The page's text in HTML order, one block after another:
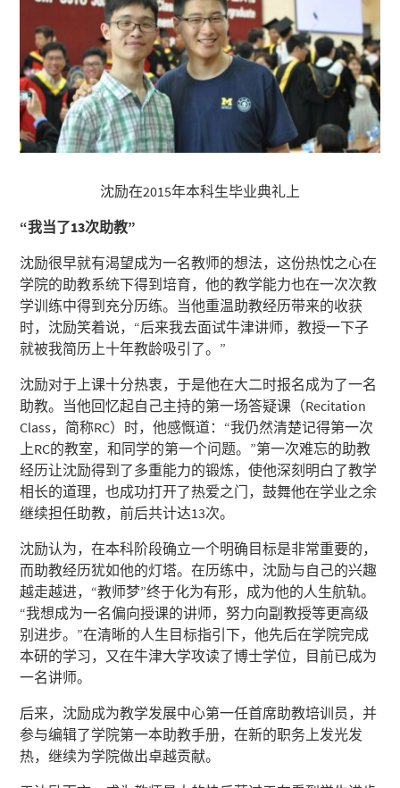
沈励在2015年本科生毕业典礼上
“我当了13次助教”
沈励很早就有渴望成为一名教师的想法，这份热忱之心在
学院的助教系统下得到培育，他的教学能力也在一次次教
学训练中得到充分历练。当他重温助教经历带来的收获
时，沈励笑着说，“后来我去面试牛津讲师，教授一下子
就被我简历上十年教龄吸引了。”
沈励对于上课十分热衷，于是他在大二时报名成为了一名
助教。当他回忆起自己主持的第一场答疑课（Recitation
Class，简称RC）时，他感慨道：“我仍然清楚记得第一次
上RC的教室，和同学的第一个问题。”第一次难忘的助教
经历让沈励得到了多重能力的锻炼，使他深刻明白了教学
相长的道理，也成功打开了热爱之门，鼓舞他在学业之余
继续担任助教，前后共计达13次。
沈励认为，在本科阶段确立一个明确目标是非常重要的，
而助教经历犹如他的灯塔。在历练中，沈励与自己的兴趣
越走越进，“教师梦”终于化为有形，成为他的人生航轨。
“我想成为一名偏向授课的讲师，努力向副教授等更高级
别进步。”在清晰的人生目标指引下，他先后在学院完成
本研的学习，又在牛津大学攻读了博士学位，目前已成为
一名讲师。
后来，沈励成为教学发展中心第一任首席助教培训员，并
参与编辑了学院第一本助教手册，在新的职务上发光发
热，继续为学院做出卓越贡献。